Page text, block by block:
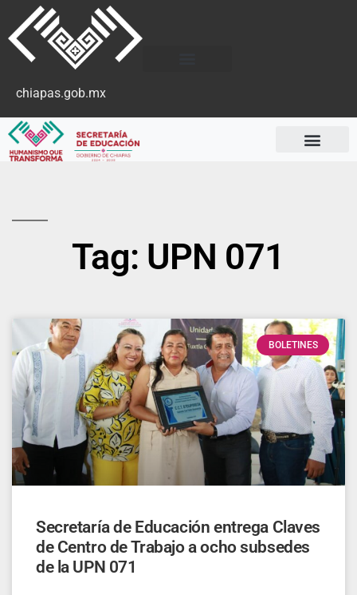
chiapas.gob.mx
Tag: UPN 071
BOLETINES
Secretaría de Educación entrega Claves
de Centro de Trabajo a ocho subsedes
de la UPN 071